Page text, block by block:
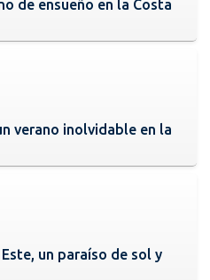
de ensueño en la Costa
verano inolvidable en la
un paraíso de sol y